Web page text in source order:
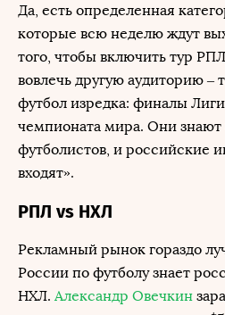
Да, есть определенная
которые всю неделю ждут
того, чтобы включить тур
вовлечь другую аудиторию –
футбол изредка: финалы
чемпионата мира. Они знают
футболистов, и российские
входят».
РПЛ vs НХЛ
Рекламный рынок гораздо
России по футболу знает
НХЛ. Александр Овечкин